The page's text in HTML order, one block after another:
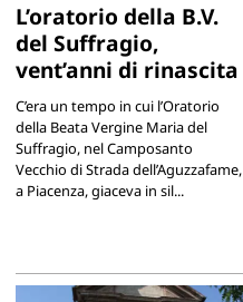
L’oratorio della B.V.
del Suffragio,
vent’anni di rinascita
C’era un tempo in cui l’Oratorio
della Beata Vergine Maria del
Suffragio, nel Camposanto
Vecchio di Strada dell’Aguzzafame,
a Piacenza, giaceva in sil...